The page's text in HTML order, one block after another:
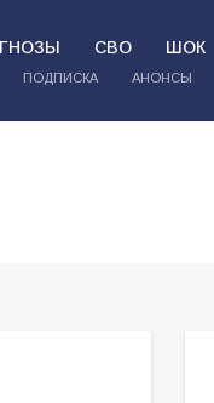
СВО ШОК
ПОДПИСКА АНОНСЫ